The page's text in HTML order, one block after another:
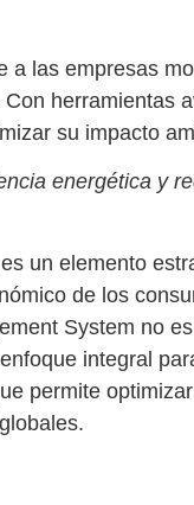
a las empresas
herramientas
su impacto
energética y
es un elemento
de los
System no
integral
permite